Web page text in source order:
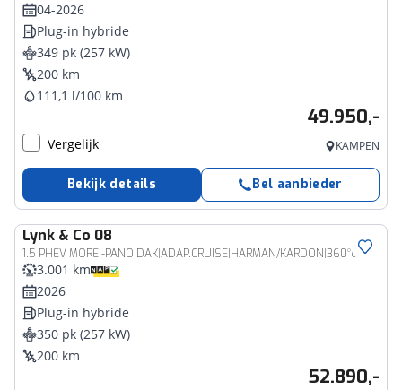
04-2026
Plug-in hybride
349 pk (257 kW)
200 km
111,1 l/100 km
49.950,-
Vergelijk KAMPEN
Bekijk details Bel aanbieder
Lynk & Co 08
1.5 PHEV MORE -PANO.DAK|ADAP.CRUISE|HARMAN/KARDON|360°CAM|GEVENT.LEDER+MASSAGE|21"|SoH:100%
3.001 km
2026
Plug-in hybride
350 pk (257 kW)
200 km
52.890,-